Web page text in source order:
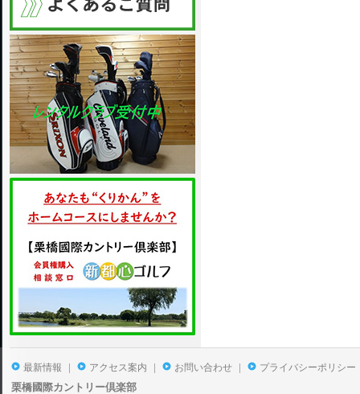
最新情報 | アクセス案内 | お問い合わせ | プライバシーポリシー
栗橋國際カントリー倶楽部